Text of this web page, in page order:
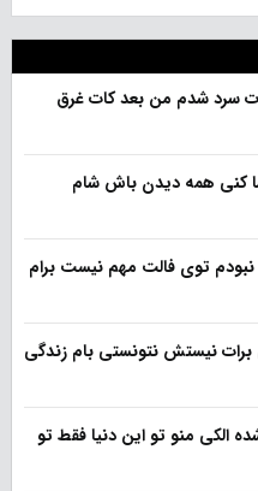
سرد شدم من بعد کات غرق
کنی همه دیدن باش شام
توی فالت مهم نیست برام
نیستش نتونستی بام زندگی
الکی منو تو این دنیا فقط تو